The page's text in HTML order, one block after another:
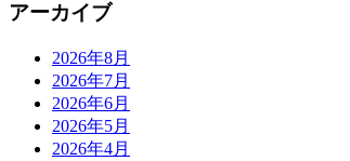
アーカイブ
2026年8月
2026年7月
2026年6月
2026年5月
2026年4月